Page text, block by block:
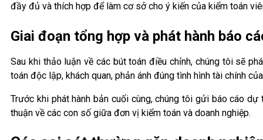
đầy đủ và thích hợp để làm cơ sở cho ý kiến của kiểm toán
Giai đoạn tổng hợp và phát hành báo
Sau khi thảo luận về các bút toán điều chỉnh, chúng tôi sẽ
toán độc lập, khách quan, phản ánh đúng tình hình tài chính
Trước khi phát hành bản cuối cùng, chúng tôi gửi báo cáo
thuận về các con số giữa đơn vị kiểm toán và doanh nghiệp.